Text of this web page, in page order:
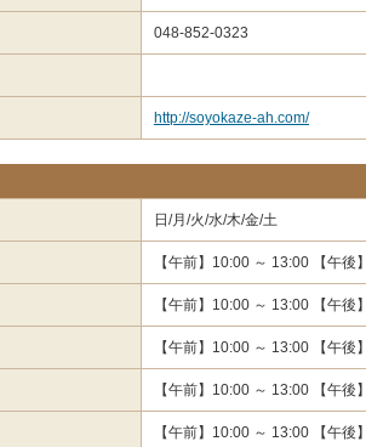
048-852-0323
http://soyokaze-ah.com/
日/月/火/水/木/金/土
【午前】10:00 ～ 13:00 【午後
【午前】10:00 ～ 13:00 【午後
【午前】10:00 ～ 13:00 【午後
【午前】10:00 ～ 13:00 【午後
【午前】10:00 ～ 13:00 【午後